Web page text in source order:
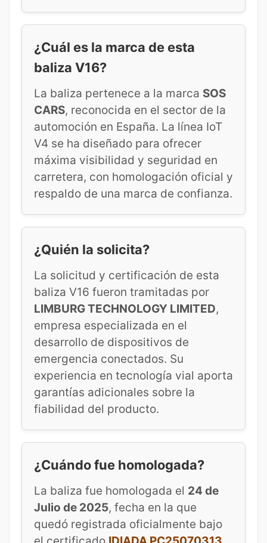
¿Cuál es la marca de esta
baliza V16?
La baliza pertenece a la marca SOS
CARS, reconocida en el sector de la
automoción en España. La línea IoT
V4 se ha diseñado para ofrecer
máxima visibilidad y seguridad en
carretera, con homologación oficial y
respaldo de una marca de confianza.
¿Quién la solicita?
La solicitud y certificación de esta
baliza V16 fueron tramitadas por
LIMBURG TECHNOLOGY LIMITED,
empresa especializada en el
desarrollo de dispositivos de
emergencia conectados. Su
experiencia en tecnología vial aporta
garantías adicionales sobre la
fiabilidad del producto.
¿Cuándo fue homologada?
La baliza fue homologada el 24 de
Julio de 2025, fecha en la que
quedó registrada oficialmente bajo